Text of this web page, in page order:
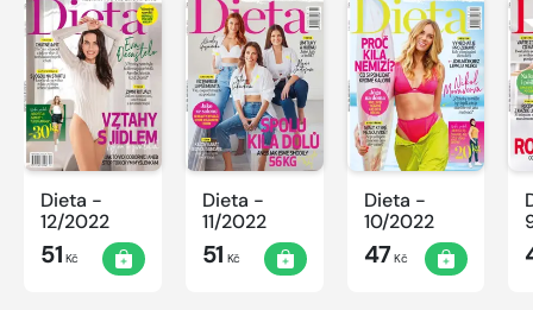
Dieta -
12/2022
51 Kč
Dieta -
11/2022
51 Kč
Dieta -
10/2022
47Kč